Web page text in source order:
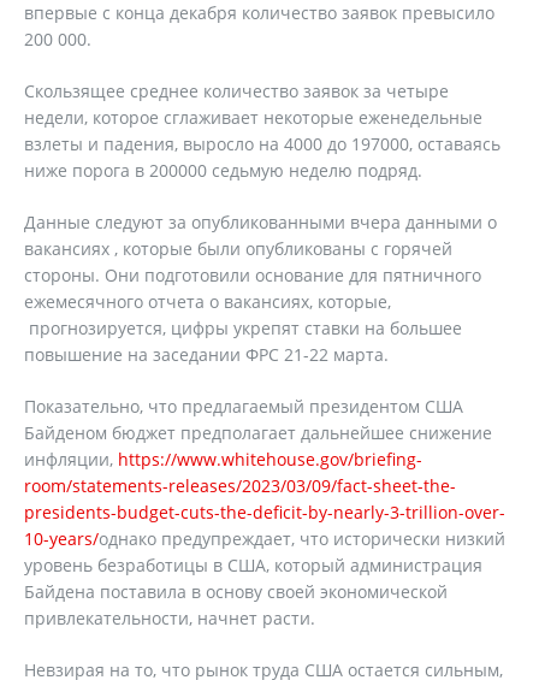
впервые с конца декабря количество заявок превысило
200 000.
Скользящее среднее количество заявок за четыре
недели, которое сглаживает некоторые еженедельные
взлеты и падения, выросло на 4000 до 197000, оставаясь
ниже порога в 200000 седьмую неделю подряд.
Данные следуют за опубликованными вчера данными о
вакансиях , которые были опубликованы с горячей
стороны. Они подготовили основание для пятничного
ежемесячного отчета о вакансиях, которые,
прогнозируется, цифры укрепят ставки на большее
повышение на заседании ФРС 21-22 марта.
Показательно, что предлагаемый президентом США
Байденом бюджет предполагает дальнейшее снижение
инфляции, https://www.whitehouse.gov/briefing-
room/statements-releases/2023/03/09/fact-sheet-the-
presidents-budget-cuts-the-deficit-by-nearly-3-trillion-over-
10-years/однако предупреждает, что исторически низкий
уровень безработицы в США, который администрация
Байдена поставила в основу своей экономической
привлекательности, начнет расти.
Невзирая на то, что рынок труда США остается сильным,